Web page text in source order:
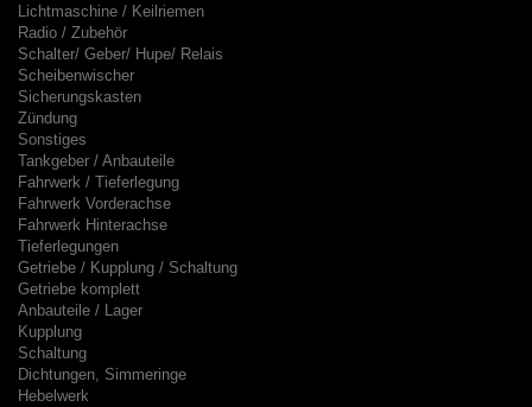
Lichtmaschine / Keilriemen
Radio / Zubehör
Schalter/ Geber/ Hupe/ Relais
Scheibenwischer
Sicherungskasten
Zündung
Sonstiges
Tankgeber / Anbauteile
Fahrwerk / Tieferlegung
Fahrwerk Vorderachse
Fahrwerk Hinterachse
Tieferlegungen
Getriebe / Kupplung / Schaltung
Getriebe komplett
Anbauteile / Lager
Kupplung
Schaltung
Dichtungen, Simmeringe
Hebelwerk